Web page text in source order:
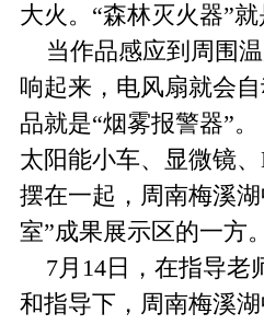
大火。“森林灭火器”
当作品感应到周围温
响起来，电风扇就会
品就是“烟雾报警器”。
太阳能小车、显微镜
摆在一起，周南梅溪
室”成果展示区的一方
7月14日，在指导老
和指导下，周南梅溪